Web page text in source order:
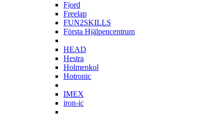
Fjord
Freelap
FUN2SKILLS
Första Hjälpencentrum
HEAD
Hestra
Holmenkol
Hotronic
IMEX
iron-ic